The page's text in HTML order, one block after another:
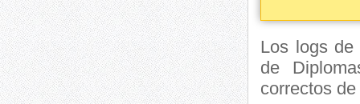
Los logs de
de
correctos